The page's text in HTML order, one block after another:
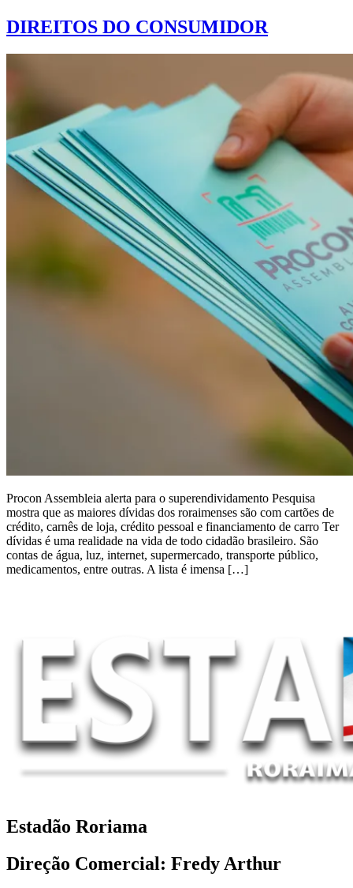
DIREITOS DO CONSUMIDOR
Procon Assembleia alerta para o superendividamento Pesquisa
mostra que as maiores dívidas dos roraimenses são com cartões de
crédito, carnês de loja, crédito pessoal e financiamento de carro Ter
dívidas é uma realidade na vida de todo cidadão brasileiro. São
contas de água, luz, internet, supermercado, transporte público,
medicamentos, entre outras. A lista é imensa […]
Estadão Roriama
Direção Comercial: Fredy Arthur